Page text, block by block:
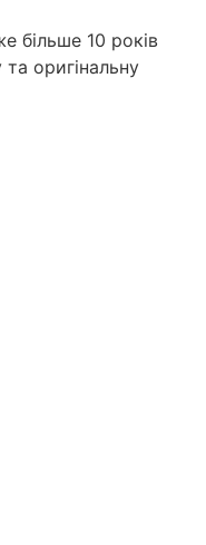
більше 10 років
оригінальну